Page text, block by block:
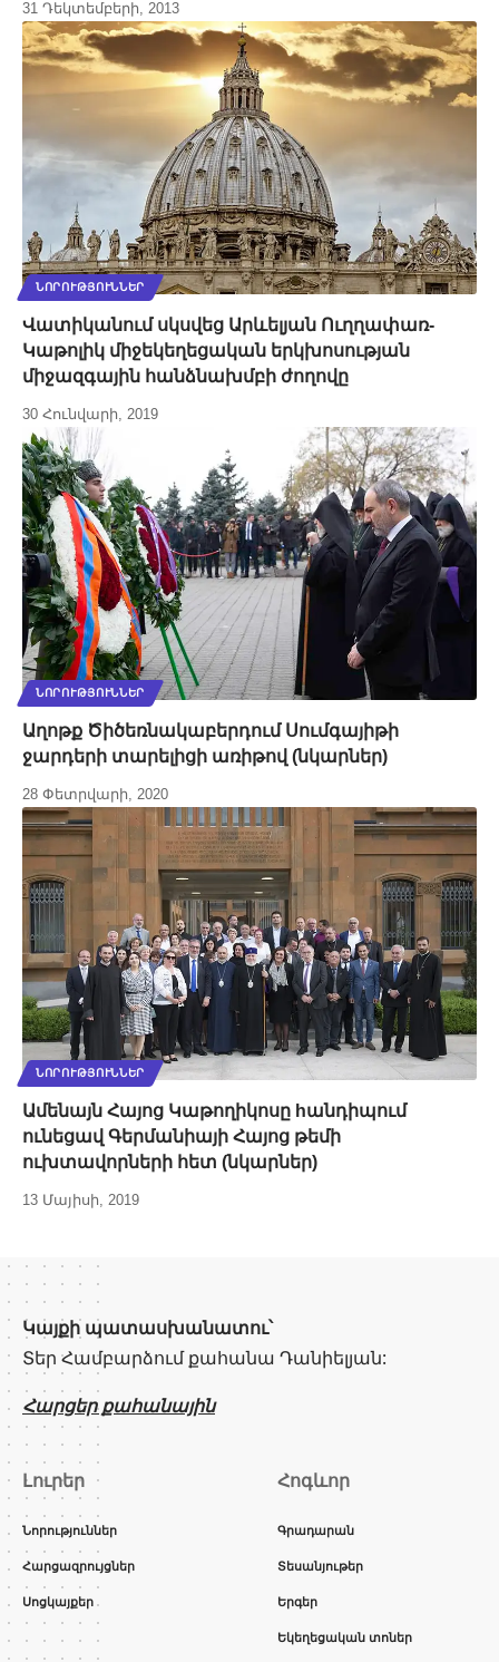
31 Դեկտեմբերի, 2013
ՆՈՐՈՒԹՅՈՒՆՆԵՐ
Վատիկանում սկսվեց Արևելյան Ուղղափառ-
Կաթոլիկ միջեկեղեցական երկխոսության
միջազգային հանձնախմբի ժողովը
30 Հունվարի, 2019
ՆՈՐՈՒԹՅՈՒՆՆԵՐ
Աղոթք Ծիծեռնակաբերդում Սումգայիթի
ջարդերի տարելիցի առիթով (նկարներ)
28 Փետրվարի, 2020
ՆՈՐՈՒԹՅՈՒՆՆԵՐ
Ամենայն Հայոց Կաթողիկոսը hանդիպում
ունեցավ Գերմանիայի Հայոց թեմի
ուխտավորների հետ (նկարներ)
13 Մայիսի, 2019
Կայքի պատասխանատու՝
Տեր Համբարձում քահանա Դանիելյան:
Հարցեր քահանային
Լուրեր
Նորություններ
Հարցազրույցներ
Սոցկայքեր
Հոգևոր
Գրադարան
Տեսանյութեր
Երգեր
Եկեղեցական տոներ